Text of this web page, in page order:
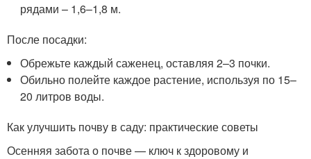
рядами – 1,6–1,8 м.
После посадки:
Обрежьте каждый саженец, оставляя 2–3 почки.
Обильно полейте каждое растение, используя по 15–
20 литров воды.
Как улучшить почву в саду: практические советы
Осенняя забота о почве — ключ к здоровому и